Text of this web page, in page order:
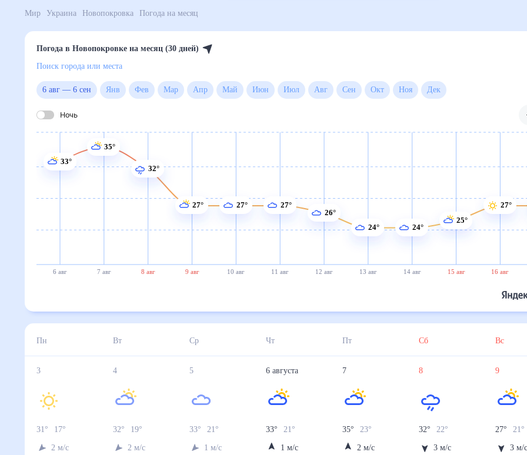
Мир Украина Новопокровка Погода на месяц
Погода в Новопокровке на месяц (30 дней)
Поиск города или места
6 авг— 6 сен Янв Фев Мар Апр Май Июн Июл Авг Сен Окт Ноя
Ночь
6 авг 7 авг 8 авг 9 авг 10 авг 11 авг 12 авг 13 авг 14 авг 15 авг 16 авг
33°
35°
32°
27° 27° 27°
26°
24°
24°
25°
27°
Пн Вт Ср Чт Пт Сб Вс
3
31° 17°
2 м/с
4
32° 19°
2 м/с
5
33° 21°
1 м/с
6 августа
33° 21°
1 м/с
7
35° 23°
2 м/с
8
32° 22°
3 м/с
9
27° 21°
3 м/с